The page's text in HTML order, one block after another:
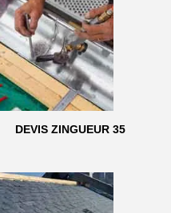
DEVIS ZINGUEUR 35